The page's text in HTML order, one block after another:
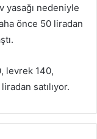
yasağı nedeniyle
önce 50 liradan
levrek 140,
satılıyor.